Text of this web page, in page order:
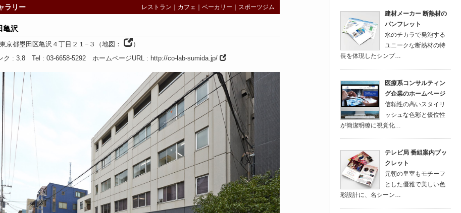
ラリー レストラン カフェ ベーカリー スポーツジム
亀沢
東京都墨田区亀沢４丁目２１−３ （地図：
）
ク : 3.8 Tel : 03-6658-5292 ホームページURL: http://co-lab-sumida.jp/
建材メーカー 断熱材の
パンフレット
水のチカラで発泡する
ユニークな断熱材の特
長を体現したシンプ…
医療系コンサルティン
グ企業のホームページ
信頼性の高いスタイリ
ッシュな色彩と優位性
が簡潔明瞭に視覚化…
テレビ局 番組案内ブッ
クレット
元朝の皇室もモチーフ
とした優雅で美しい色
彩設計に、名シーン…